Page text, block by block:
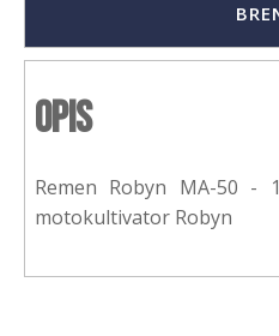
Opis
Remen Robyn MA-50 -
motokultivator Robyn